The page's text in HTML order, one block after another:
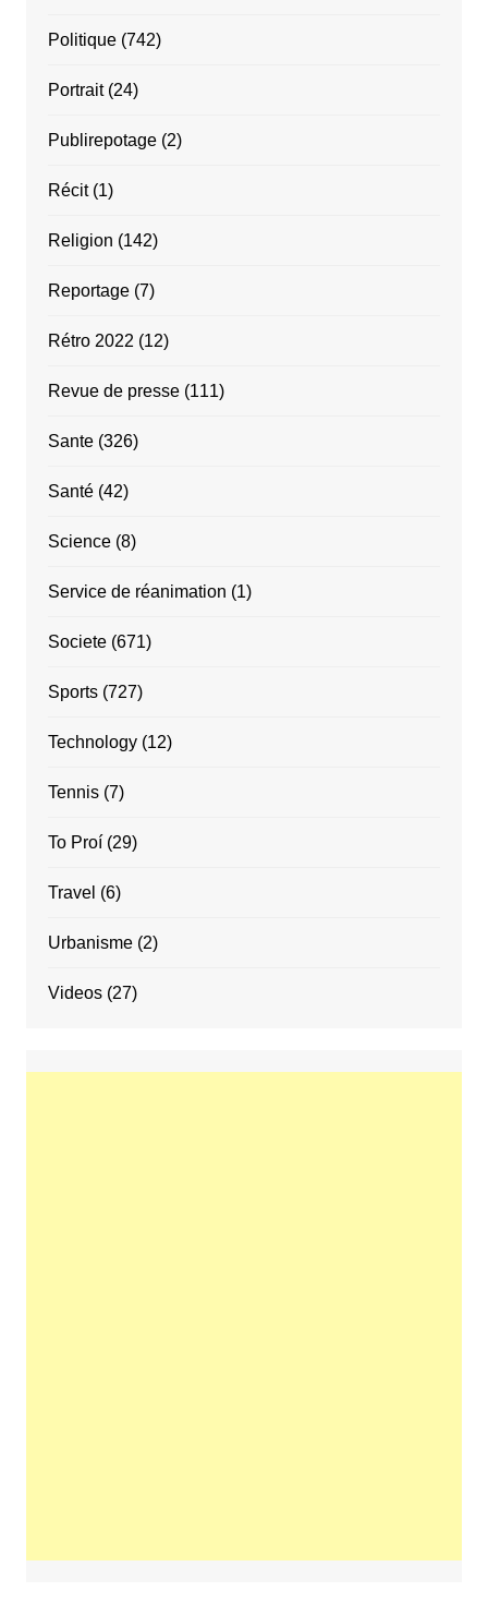
Politique(742)
Portrait(24)
Publirepotage(2)
Récit(1)
Religion (142)
Reportage(7)
Rétro 2022 (12)
Revue de presse(111)
Sante(326)
Santé(42)
Science(8)
Service de réanimation (1)
Societe(671)
Sports(727)
Technology(12)
Tennis(7)
To Proí(29)
Travel (6)
Urbanisme(2)
Videos(27)